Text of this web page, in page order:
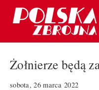
Żołnierze będą
sobota, 26 marca 2022